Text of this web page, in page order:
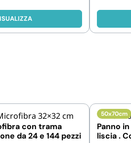
con trama
da 24 e 144 pezzi
50x70cm
Panno
liscia .